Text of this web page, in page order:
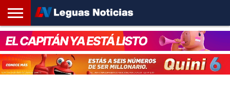
INICIO
SANTA
FE
ROSARIO24
REGIONES
ARGENTINA
OPINIÓN
CONTACTO